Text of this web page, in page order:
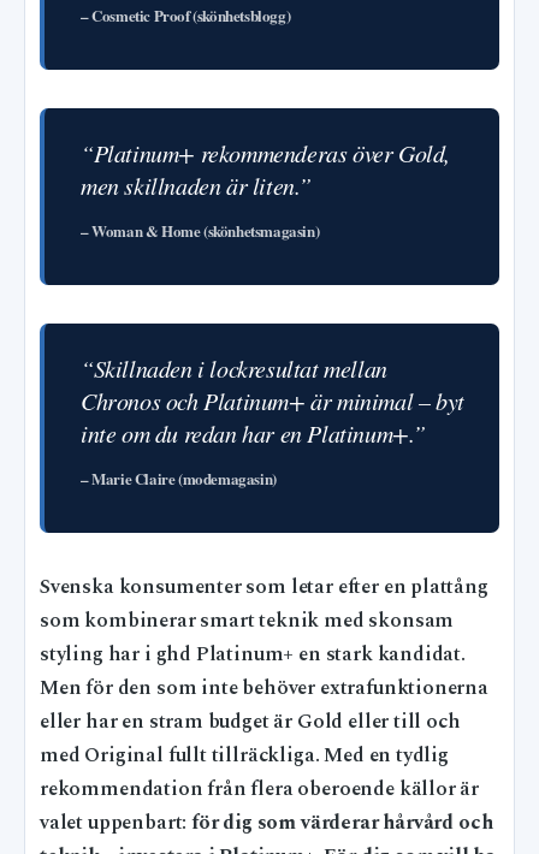
– Cosmetic Proof (skönhetsblogg)
“Platinum+ rekommenderas över Gold,
men skillnaden är liten.”
– Woman & Home (skönhetsmagasin)
“Skillnaden i lockresultat mellan
Chronos och Platinum+ är minimal – byt
inte om du redan har en Platinum+.”
– Marie Claire (modemagasin)
Svenska konsumenter som letar efter en plattång
som kombinerar smart teknik med skonsam
styling har i ghd Platinum+ en stark kandidat.
Men för den som inte behöver extrafunktionerna
eller har en stram budget är Gold eller till och
med Original fullt tillräckliga. Med en tydlig
rekommendation från flera oberoende källor är
valet uppenbart:för dig som värderar hårvård och